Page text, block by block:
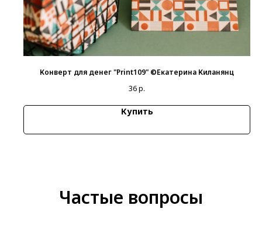
Конверт для денег "Print109" ©Екатерина Киланянц
36р.
Купить
Частые вопросы